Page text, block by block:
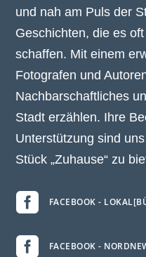
und nah am Puls der
Geschichten, die es
schaffen. Mit einem
Fotografen und
Nachbarschaftliches
Stadt erzählen. Ihre
Unterstützung sind
Stück „Zuhause“ zu
 FACEBOOK -
 FACEBOOK -